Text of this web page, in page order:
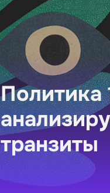
Политика
транзиты